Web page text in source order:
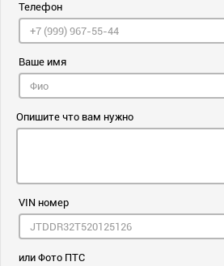
Телефон
Ваше имя
Опишите что вам нужно
VIN номер
или Фото ПТС